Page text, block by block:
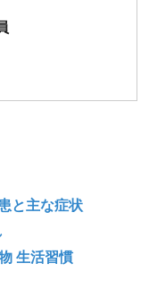
と主な症状
生活習慣